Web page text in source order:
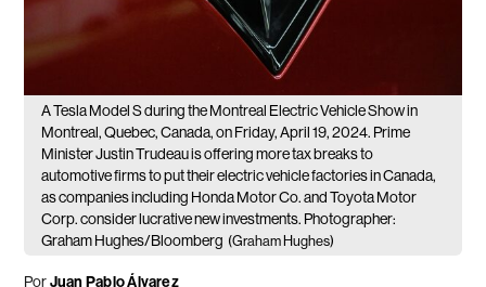
A Tesla Model S during the Montreal Electric Vehicle Show in
Montreal, Quebec, Canada, on Friday, April 19, 2024. Prime
Minister Justin Trudeau is offering more tax breaks to
automotive firms to put their electric vehicle factories in Canada,
as companies including Honda Motor Co. and Toyota Motor
Corp. consider lucrative new investments. Photographer:
Graham Hughes/Bloomberg (Graham Hughes)
PorJuan Pablo Álvarez